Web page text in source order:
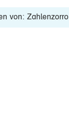
von: Zahlenzorro